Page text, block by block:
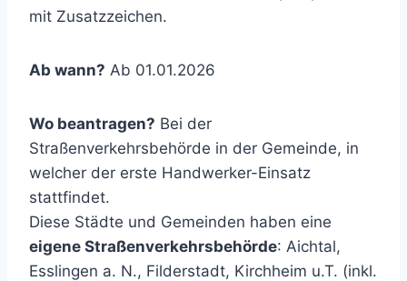
mit Zusatzzeichen.
Ab wann? Ab 01.01.2026
Wo beantragen? Bei der
Straßenverkehrsbehörde in der Gemeinde, in
welcher der erste Handwerker-Einsatz
stattfindet.
Diese Städte und Gemeinden haben eine
eigene Straßenverkehrsbehörde: Aichtal,
Esslingen a. N., Filderstadt, Kirchheim u.T. (inkl.